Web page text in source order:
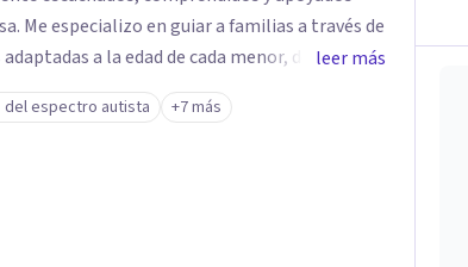
de
a la edad de cada menor, dejando de
forma de trabajar se centra en entender las
ayudándoles a desarrollar la
leer más
espectro autista +7 más